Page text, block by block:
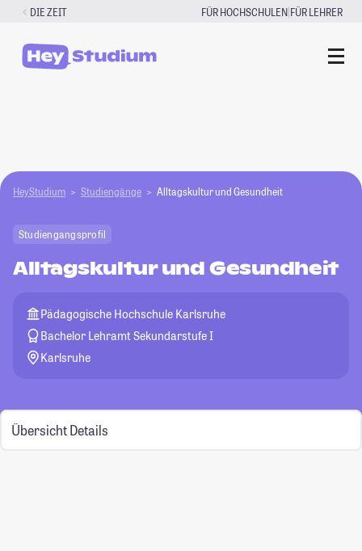
Zum
springen
DIE ZEIT FÜR HOCHSCHULEN|FÜR LEHRER
HeyStudium Studiengänge Alltagskultur und Gesundheit
Studiengangsprofil
Alltagskultur und Gesundheit
Pädagogische Hochschule Karlsruhe
Bachelor Lehramt Sekundarstufe I
Karlsruhe
Übersicht Details